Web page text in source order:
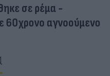
σε ρέμα -
60χρονο αγνοούμενο